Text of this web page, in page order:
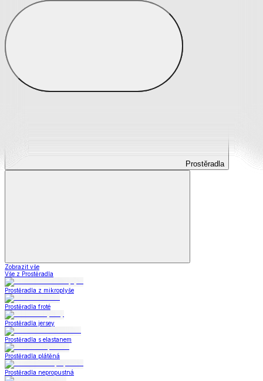
Prostěradla
Prostěradla
Zobrazit vše
Vše z Prostěradla
Prostěradla z mikroplyše
Prostěradla froté
Prostěradla jersey
Prostěradla s elastanem
Prostěradla plátěná
Prostěradla nepropustná